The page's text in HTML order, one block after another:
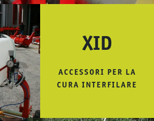
XID
ACCESSORI PER LA
CURA INTERFILARE